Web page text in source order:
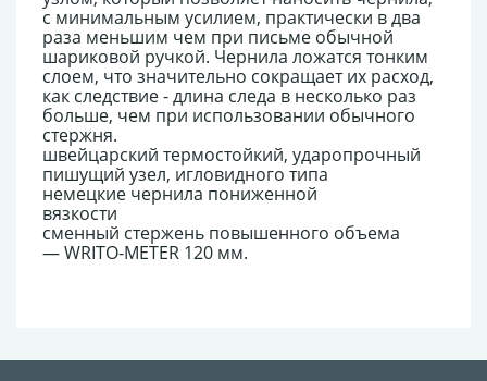
с минимальным усилием, практически в два
раза меньшим чем при письме обычной
шариковой ручкой. Чернила ложатся тонким
слоем, что значительно сокращает их расход,
как следствие - длина следа в несколько раз
больше, чем при использовании обычного
стержня.
швейцарский термостойкий, ударопрочный
пишущий узел, игловидного типа
немецкие чернила пониженной
вязкости
cменный стержень повышенного объема
— WRITO-METER 120 мм.